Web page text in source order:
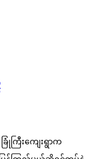
ကြီးကျေးရွာက